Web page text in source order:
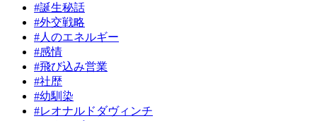
#誕生秘話
#外交戦略
#人のエネルギー
#感情
#飛び込み営業
#社歴
#幼馴染
#レオナルドダヴィンチ